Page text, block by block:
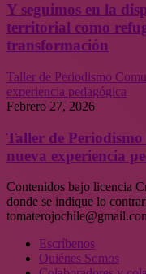
Y seguimos en la
territorial como
transformación
Taller de Periodismo
experiencia pedagógica
Febrero 27, 2026
Taller de
nueva experiencia
Contenidos bajo licencia
donde se indique lo
Escríbenos
Quiénes Somos